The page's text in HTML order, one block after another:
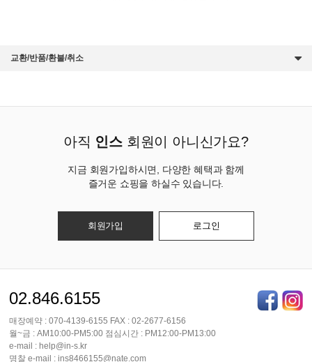
교환/반품/환불/취소
아직 인스 회원이 아니신가요?
지금 회원가입하시면, 다양한 혜택과 함께
즐거운 쇼핑을 하실수 있습니다.
회원가입 로그인
02.846.6155
매장예약 : 070-4139-6155 FAX : 02-2677-6156
월~금 : AM10:00-PM5:00 점심시간 : PM12:00-PM13:00
e-mail : help@in-s.kr
명찰 e-mail : ins8466155@nate.com